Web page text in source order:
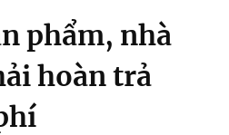
phẩm, nhà
hoàn trả